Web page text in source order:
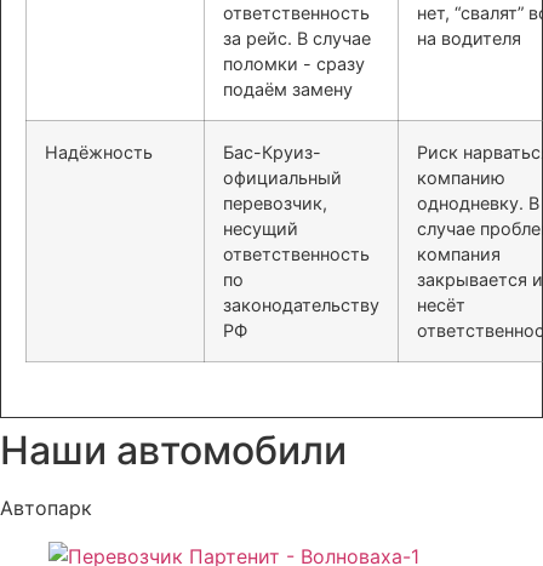
ответственность
за рейс. В случае
поломки - сразу
подаём замену
нет, “свалят”
на водителя
Надёжность
Бас-Круиз-
официальный
перевозчик,
несущий
ответственность
по
законодательству
РФ
Риск
компанию
однодневку. В
случае
компания
закрывается
несёт
Наши автомобили
Автопарк